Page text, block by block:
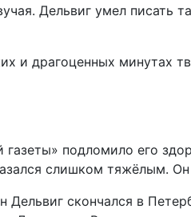
Дельвиг умел писать
и драгоценных минутах
газеты» подломило его
слишком тяжёлым. Он
Дельвиг скончался в